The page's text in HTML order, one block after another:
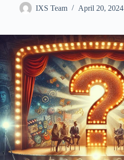
IXS Team April 20, 2024